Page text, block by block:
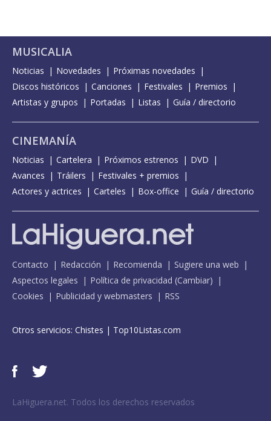
MUSICALIA
Noticias Novedades
Próximas novedades
Discos históricos
Canciones Festivales
Premios
Artistas y grupos
Portadas Listas Guía / directorio
CINEMANÍA
Noticias Cartelera Próximos estrenos
DVD
Avances
Tráilers
Festivales + premios
Actores y actrices
Carteles Box-office Guía / directorio
Contacto Redacción Recomienda
Sugiere una web
Aspectos legales
Política de privacidad (Cambiar)
Cookies
Publicidad y webmasters RSS
Otros servicios: Chistes | Top10Listas.com
LaHiguera.net. Todos los derechos reservados